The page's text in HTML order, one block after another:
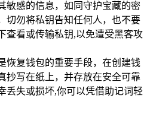
敏感的信息，如同守护宝藏的密
切勿将私钥告知任何人，也不要
查看或传输私钥,以免遭受黑客攻
恢复钱包的重要手段，在创建钱
抄写在纸上，并存放在安全可靠
丢失或损坏,你可以凭借助记词轻